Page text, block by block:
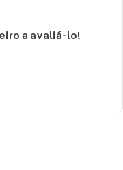
a avaliá-lo!